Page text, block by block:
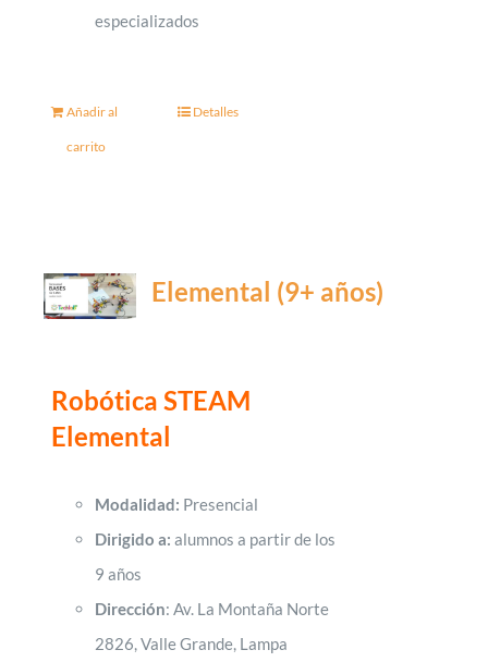
especializados
Añadir al
carrito
Detalles
Elemental (9+ años)
Robótica STEAM
Elemental
Modalidad: Presencial
Dirigido a: alumnos a partir de los
9 años
Dirección: Av. La Montaña Norte
2826, Valle Grande, Lampa